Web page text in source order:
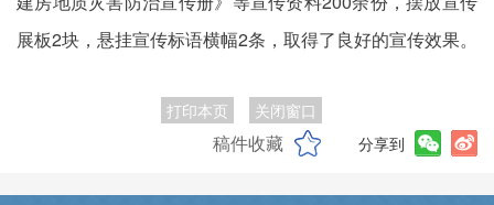
展板2块，悬挂宣传标语横幅2条，取得了良好的宣传效果。
打印本页 关闭窗口
稿件收藏 分享到